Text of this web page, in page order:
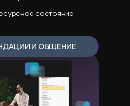
И ОБЩЕНИЕ
состояние